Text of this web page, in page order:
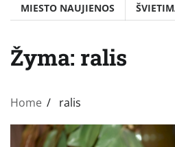
MIESTO NAUJIENOS
Žyma: ralis
Home ralis